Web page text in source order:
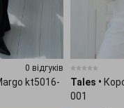
0 відгуків
kt5016-
Tales •
001